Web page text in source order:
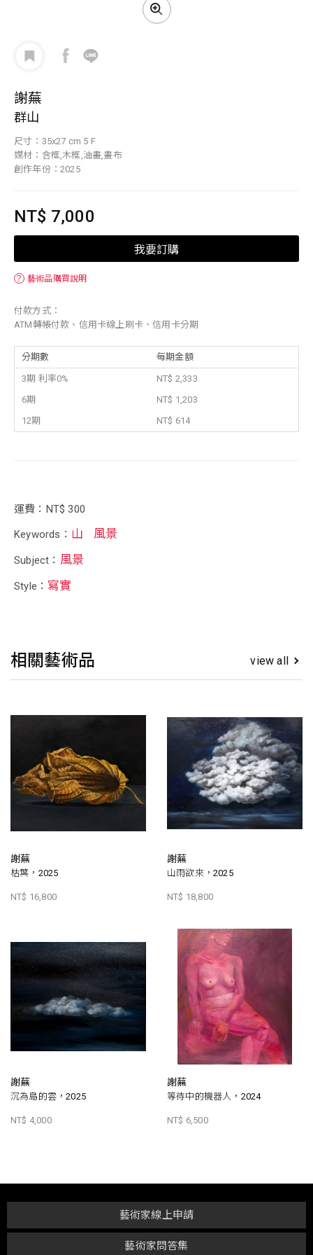
謝蕪
群山
尺寸：35x27 cm 5 F
媒材：含框,木框,油畫,畫布
創作年份：2025
NT$ 7,000
我要訂購
？ 藝術品購買說明
付款方式：
ATM轉帳付款、信用卡線上刷卡、信用卡分期
分期數 每期金額
3期 利率0%
NT$ 2,333
6期
NT$ 1,203
12期
NT$ 614
運費：NT$ 300
Keywords： 山 風景
Subject： 風景
Style：寫實
相關藝術品 view all
謝蕪
枯葉，2025
NT$ 16,800
謝蕪
山雨欲來，2025
NT$ 18,800
謝蕪
沉為島的雲，2025
NT$ 4,000
謝蕪
等待中的機器人，2024
NT$ 6,500
藝術家問答集
藝術家線上申請